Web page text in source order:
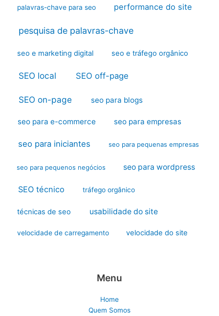
palavras-chave para seo performance do site
pesquisa de palavras-chave
seo e marketing digital seo e tráfego orgânico
SEO local SEO off-page
SEO on-page seo para blogs
seo para e-commerce seo para empresas
seo para iniciantes seo para pequenas empresas
seo para pequenos negócios seo para wordpress
SEO técnico tráfego orgânico
técnicas de seo usabilidade do site
velocidade de carregamento velocidade do site
Menu
Home
Quem Somos